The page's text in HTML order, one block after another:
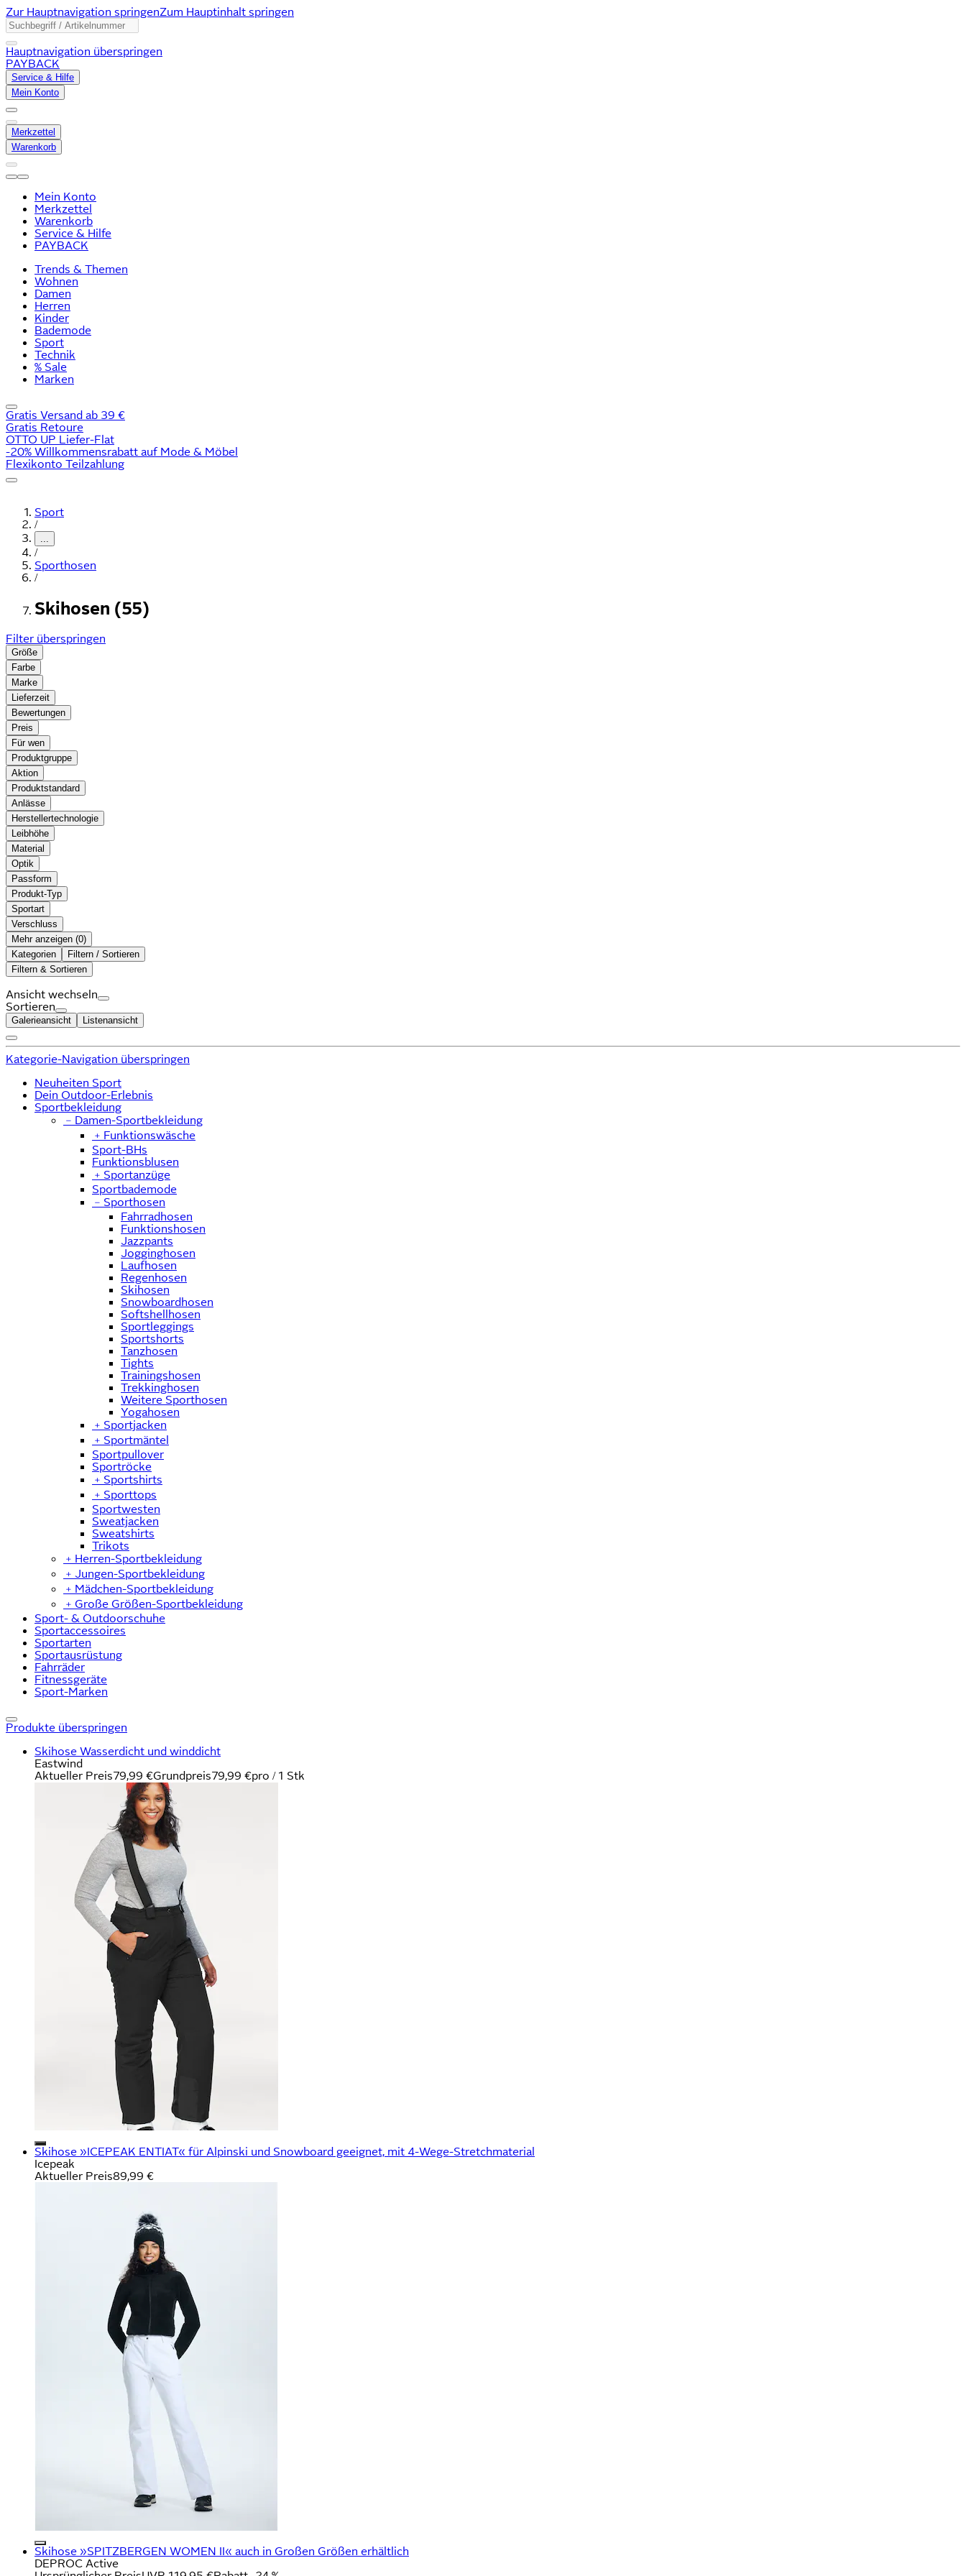
Zur Hauptnavigation springenZum Hauptinhalt springen
Hauptnavigation überspringen
PAYBACK
Service & Hilfe
Mein Konto
Merkzettel
Warenkorb
Mein Konto
Merkzettel
Warenkorb
Service & Hilfe
PAYBACK
Trends & Themen
Wohnen
Damen
Herren
Kinder
Bademode
Sport
Technik
% Sale
Marken
Gratis Versand ab 39 €
Gratis Retoure
OTTO UP Liefer-Flat
-20% Willkommensrabatt auf Mode & Möbel
Flexikonto Teilzahlung
Sport
/
...
/
Sporthosen
/
Skihosen (55)
Filter überspringen
Größe
Farbe
Marke
Lieferzeit
Bewertungen
Preis
Für wen
Produktgruppe
Aktion
Produktstandard
Anlässe
Herstellertechnologie
Leibhöhe
Material
Optik
Passform
Produkt-Typ
Sportart
Verschluss
Mehr anzeigen ( )
Kategorien
Filtern / Sortieren
Filtern & Sortieren
Ansicht wechseln
Sortieren
Galerieansicht Listenansicht
Kategorie-Navigation überspringen
Neuheiten Sport
Dein Outdoor-Erlebnis
Sportbekleidung
﹣ Damen-Sportbekleidung
﹢ Funktionswäsche
Sport-BHs
Funktionsblusen
﹢ Sportanzüge
Sportbademode
﹣ Sporthosen
Fahrradhosen
Funktionshosen
Jazzpants
Jogginghosen
Laufhosen
Regenhosen
Skihosen
Snowboardhosen
Softshellhosen
Sportleggings
Sportshorts
Tanzhosen
Tights
Trainingshosen
Trekkinghosen
Weitere Sporthosen
Yogahosen
﹢ Sportjacken
﹢ Sportmäntel
Sportpullover
Sportröcke
﹢ Sportshirts
﹢ Sporttops
Sportwesten
Sweatjacken
Sweatshirts
Trikots
﹢ Herren-Sportbekleidung
﹢ Jungen-Sportbekleidung
﹢ Mädchen-Sportbekleidung
﹢ Große Größen-Sportbekleidung
Sport- & Outdoorschuhe
Sportaccessoires
Sportarten
Sportausrüstung
Fahrräder
Fitnessgeräte
Sport-Marken
Produkte überspringen
Skihose Wasserdicht und winddicht
Eastwind
Aktueller Preis79,99 €Grundpreis79,99 €pro / 1 Stk
Skihose »ICEPEAK ENTIAT« für Alpinski und Snowboard geeignet, mit 4-Wege-Stretchmaterial
Icepeak
Aktueller Preis89,99 €
Skihose »SPITZBERGEN WOMEN II« auch in Großen Größen erhältlich
DEPROC Active